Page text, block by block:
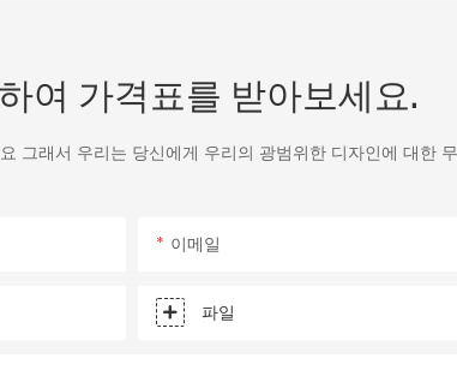
여 가격표를 받아보세요.
그래서 우리는 당신에게 우리의 광범위한 디자인에 대한
이메일
파일